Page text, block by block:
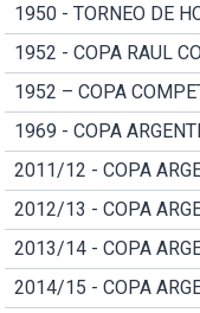
1950 - TORNEO DE
1952 - COPA RAUL
1952 – COPA
1969 - COPA
2011/12 - COPA
2012/13 - COPA
2013/14 - COPA
2014/15 - COPA